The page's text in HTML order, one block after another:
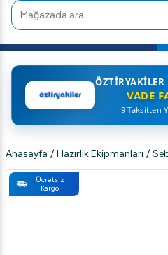
VADE
9 Taksitten
Anasayfa / Hazırlık Ekipmanları /
Ücretsiz
Kargo